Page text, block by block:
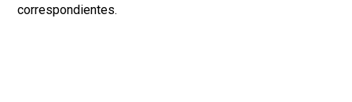
correspondientes.